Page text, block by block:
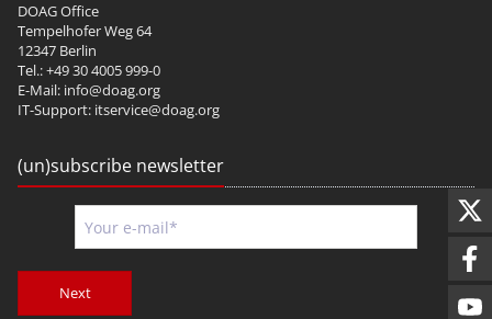
DOAG Office
Tempelhofer Weg 64
12347 Berlin
Tel.: +49 30 4005 999-0
E-Mail: info@doag.org
IT-Support: itservice@doag.org
(un)subscribe newsletter
Next